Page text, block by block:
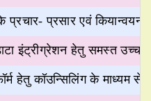
के प्रचार- प्रसार एवं
इंट्रीग्रेशन हेतु समस्त
हेतु कॉउन्सिलिंग के माध्यम से